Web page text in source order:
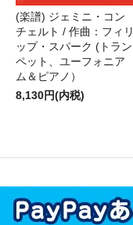
(楽譜) ジェミニ・コン
チェルト / 作曲：フィリ
ップ・スパーク (トラン
ペット、ユーフォニア
ム＆ピアノ）
8,130円(内税)